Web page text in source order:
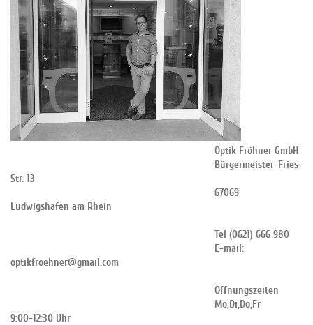
Optik Fröhner GmbH
Bürgermeister-Fries-
Str. 13
67069
Ludwigshafen am Rhein
Tel (0621) 666 980
E-mail:
optikfroehner@gmail.com
Öffnungszeiten
Mo,Di,Do,Fr
9:00-12:30 Uhr